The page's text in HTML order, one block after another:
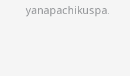
yanapachikuspa.